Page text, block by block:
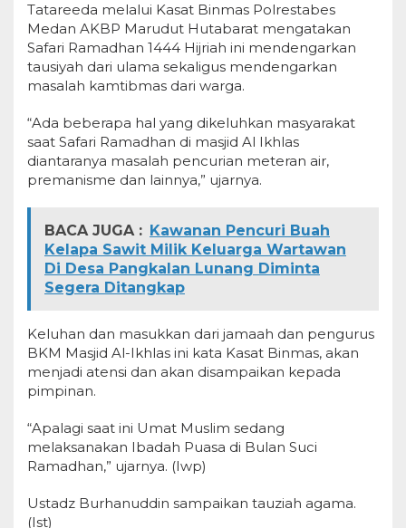
Tatareeda melalui Kasat Binmas Polrestabes
Medan AKBP Marudut Hutabarat mengatakan
Safari Ramadhan 1444 Hijriah ini mendengarkan
tausiyah dari ulama sekaligus mendengarkan
masalah kamtibmas dari warga.
“Ada beberapa hal yang dikeluhkan masyarakat
saat Safari Ramadhan di masjid Al Ikhlas
diantaranya masalah pencurian meteran air,
premanisme dan lainnya,” ujarnya.
BACA JUGA : Kawanan Pencuri Buah
Kelapa Sawit Milik Keluarga Wartawan
Di Desa Pangkalan Lunang Diminta
Segera Ditangkap
Keluhan dan masukkan dari jamaah dan pengurus
BKM Masjid Al-Ikhlas ini kata Kasat Binmas, akan
menjadi atensi dan akan disampaikan kepada
pimpinan.
“Apalagi saat ini Umat Muslim sedang
melaksanakan Ibadah Puasa di Bulan Suci
Ramadhan,” ujarnya. (Iwp)
Ustadz Burhanuddin sampaikan tauziah agama.
(Ist)